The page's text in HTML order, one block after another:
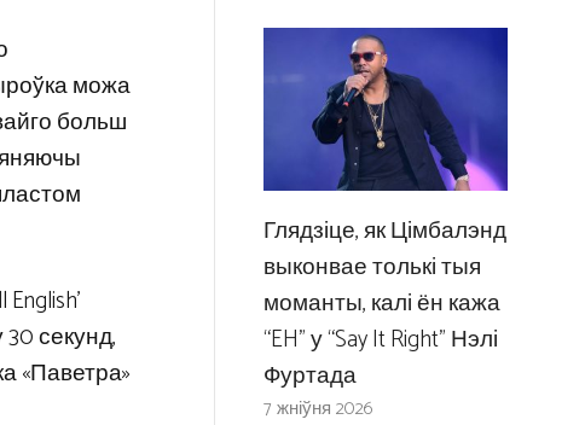
можа
больш
30 секунд,
«Паветра»
Глядзіце, як Цімбалэнд
выконвае толькі тыя
моманты, калі ён кажа
“EH” у “Say It Right” Нэлі
Фуртада
7 жніўня 2026